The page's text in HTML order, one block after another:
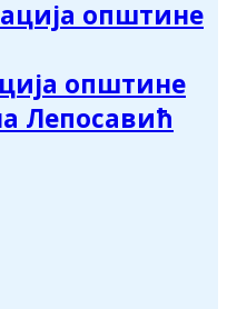
општине
Лепосавић